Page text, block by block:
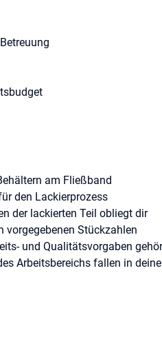
am Fließband
den Lackierprozess
der lackierten Teil obliegt dir
vorgegebenen Stückzahlen
und Qualitätsvorgaben
Arbeitsbereichs fallen in
Ausbildung zum Maler und